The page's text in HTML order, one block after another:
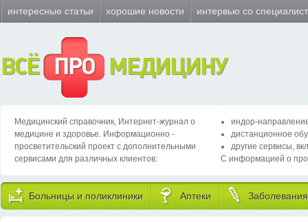
интересные статьи хорошие новости интервью со
ВСЁ ПРО МЕДИЦИНУ
Медицинский справочник, Интернет-журнал о
медицине и здоровье. Информационно -
просветительский проект с дополнительными
сервисами для различных клиентов:
индор-
дистанционное
другие сервисы,
С информацией о
Больницы и поликлиники Аптеки Заболевания